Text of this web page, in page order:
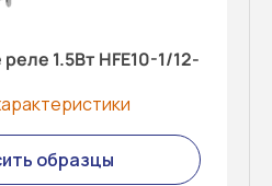
1.5Вт HFE10-1/12-
образцы